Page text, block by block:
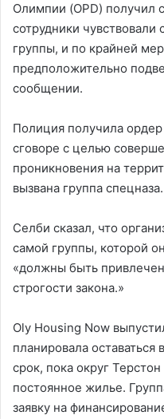
Олимпии (OPD) получил
сотрудники чувствовали
группы, и по крайней
предположительно
сообщении.
Полиция получила
сговоре с целью
проникновения на
вызвана группа спецназа.
Селби сказал, что
самой группы, которой
«должны быть
строгости закона.»
Oly Housing Now
планировала
срок, пока округ
постоянное жилье.
заявку на